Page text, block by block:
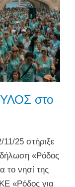
στο
25 στήριξε
«Ρόδος
το νησί της
«Ρόδος για